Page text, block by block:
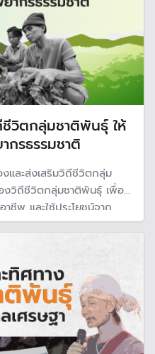
วิตกลุ่มชาติพันธุ์ ให้
กรธรรมชาติ
และส่งเสริมวิถีชีวิตกลุ่ม
วิถีชีวิตกลุ่มชาติพันธุ์ เพื่อ
ชีพ และใช้ประโยชน์จาก
คุ้มครองได้ตามกฎหมาย
หลายทางชีวภาพและกระทบ